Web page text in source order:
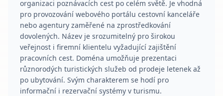
organizaci poznávacích cest po celém světě. Je vhodná
pro provozování webového portálu cestovní kanceláře
nebo agentury zaměřené na zprostředkování
dovolených. Název je srozumitelný pro širokou
veřejnost i firemní klientelu vyžadující zajištění
pracovních cest. Doména umožňuje prezentaci
různorodých turistických služeb od prodeje letenek až
po ubytování. Svým charakterem se hodí pro
informační i rezervační systémy v turismu.